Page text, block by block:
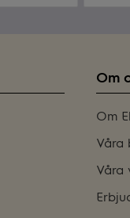
Om
Om
Våra
Våra